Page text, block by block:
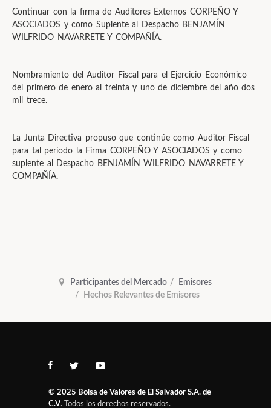
Continuar con la firma de Auditores Externos CORPEÑO Y
ASOCIADOS y como Suplente al Despacho BENJAMÍN
WILFRIDO NAVARRETE Y COMPAÑÍA.
Nombramiento del Auditor Fiscal para el Ejercicio Económico
del primero de enero al treinta y uno de diciembre del año dos
mil trece.
La Junta Directiva propuso que continúe como Auditor Fiscal
para tal período la Firma CORPEÑO Y ASOCIADOS y como
suplente al Despacho BENJAMÍN WILFRIDO NAVARRETE Y
COMPAÑÍA.
Participantes del Mercado
Emisores
Hechos Relevantes de Emisores
© 2025 Bolsa de Valores de El Salvador S.A. de
C.V. Todos los derechos reservados.